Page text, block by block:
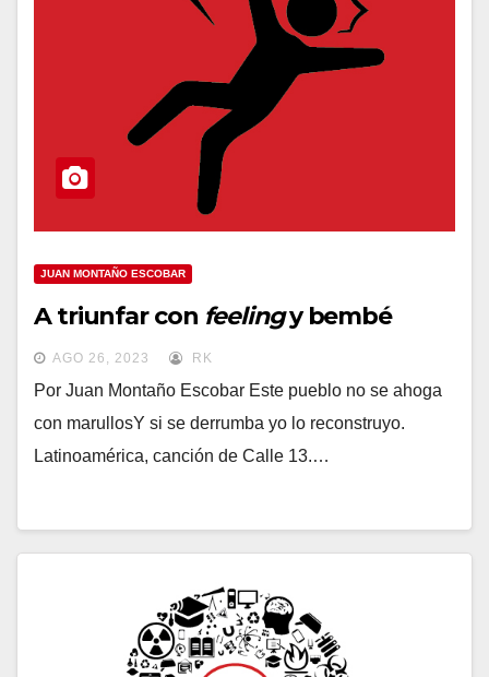
JUAN MONTAÑO ESCOBAR
A triunfar con feelingy bembé
AGO 26, 2023 RK
Por Juan Montaño Escobar Este pueblo no se ahoga
con marullosY si se derrumba yo lo reconstruyo.
Latinoamérica, canción de Calle 13.…